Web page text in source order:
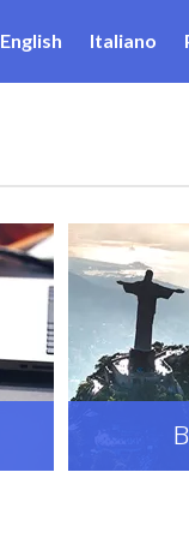
English Italiano